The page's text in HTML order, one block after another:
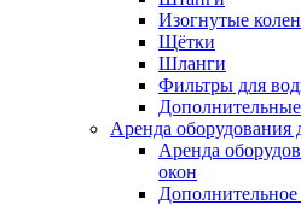
Изогнутые
Щётки
Шланги
Фильтры для
Аренда оборудования
Аренда
окон